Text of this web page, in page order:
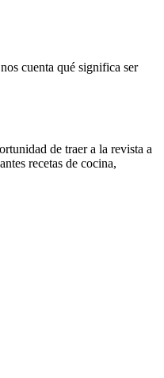
cuenta qué significa ser
de traer a la revista a
recetas de cocina,